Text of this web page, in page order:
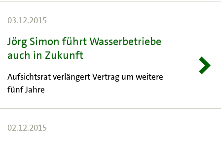
03.12.2015
Jörg Simon führt Wasserbetriebe
auch in Zukunft
Aufsichtsrat verlängert Vertrag um weitere
fünf Jahre
02.12.2015